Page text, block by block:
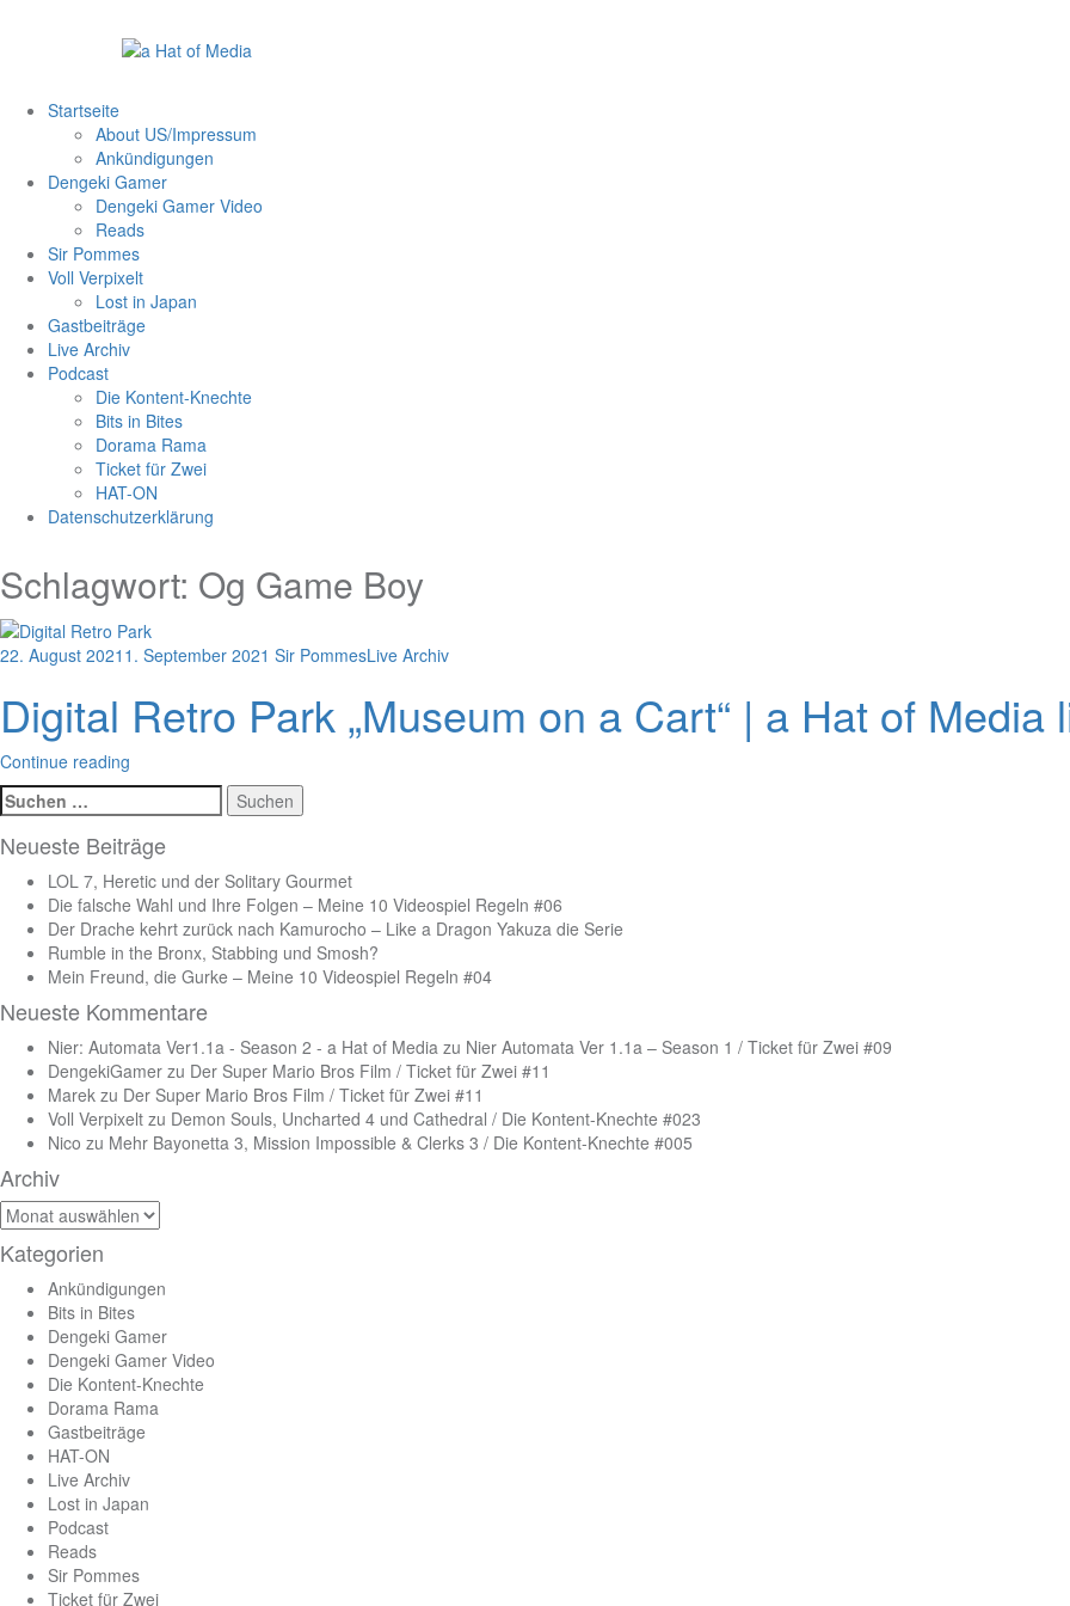
Startseite
About US/Impressum
Ankündigungen
Dengeki Gamer
Dengeki Gamer Video
Reads
Sir Pommes
Voll Verpixelt
Lost in Japan
Gastbeiträge
Live Archiv
Podcast
Die Kontent-Knechte
Bits in Bites
Dorama Rama
Ticket für Zwei
HAT-ON
Datenschutzerklärung
Schlagwort: Og Game Boy
22. August 2021 1. September 2021 Sir PommesLive Archiv
Digital Retro Park „Museum on a Cart“ | a Hat of Media
Continue reading
Suchen
nach:
Neueste Beiträge
LOL 7, Heretic und der Solitary Gourmet
Die falsche Wahl und Ihre Folgen – Meine 10 Videospiel Regeln #06
Der Drache kehrt zurück nach Kamurocho – Like a Dragon Yakuza die Serie
Rumble in the Bronx, Stabbing und Smosh?
Mein Freund, die Gurke – Meine 10 Videospiel Regeln #04
Neueste Kommentare
Nier: Automata Ver1.1a - Season 2 - a Hat of Media zu Nier Automata Ver 1.1a – Season 1 / Ticket für Zwei #09
DengekiGamer zu Der Super Mario Bros Film / Ticket für Zwei #11
Marek zu Der Super Mario Bros Film / Ticket für Zwei #11
Voll Verpixelt zu Demon Souls, Uncharted 4 und Cathedral / Die Kontent-Knechte #023
Nico zu Mehr Bayonetta 3, Mission Impossible & Clerks 3 / Die Kontent-Knechte #005
Archiv
Archiv
Kategorien
Ankündigungen
Bits in Bites
Dengeki Gamer
Dengeki Gamer Video
Die Kontent-Knechte
Dorama Rama
Gastbeiträge
HAT-ON
Live Archiv
Lost in Japan
Podcast
Reads
Sir Pommes
Ticket für Zwei